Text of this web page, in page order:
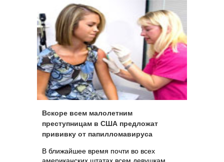
Вскоре всем малолетним
преступницам в США предложат
прививку от папилломавируса
В ближайшее время почти во всех